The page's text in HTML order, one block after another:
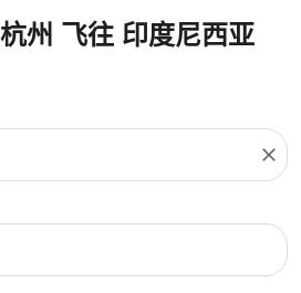
州 飞往 印度尼西亚
close